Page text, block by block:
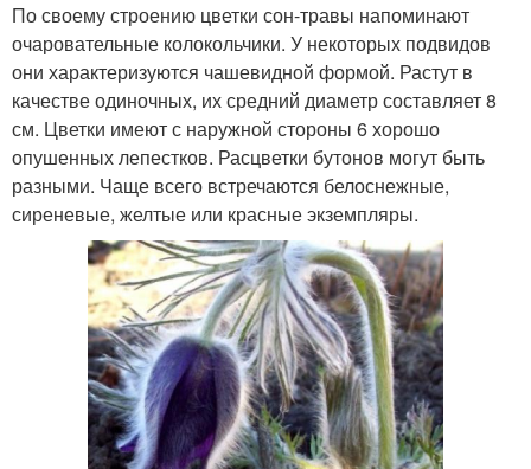
По своему строению цветки сон-травы напоминают
очаровательные колокольчики. У некоторых подвидов
они характеризуются чашевидной формой. Растут в
качестве одиночных, их средний диаметр составляет 8
см. Цветки имеют с наружной стороны 6 хорошо
опушенных лепестков. Расцветки бутонов могут быть
разными. Чаще всего встречаются белоснежные,
сиреневые, желтые или красные экземпляры.